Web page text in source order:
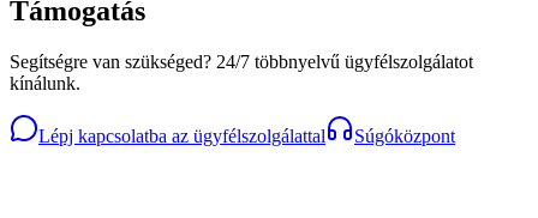
Támogatás
Segítségre van szükséged? 24/7 többnyelvű ügyfélszolgálatot
kínálunk.
Lépj kapcsolatba az ügyfélszolgálattal Súgóközpont